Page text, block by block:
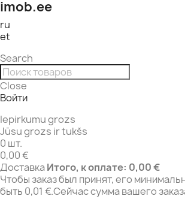
imob.ee
ru
et
Search
Close
Войти
Iepirkumu grozs
Jūsu grozs ir tukšs
0 шт.
0,00 €
ДоставкаИтого, к оплате: 0,00 €
Чтобы заказ был принят, его
быть 0,01 €.Сейчас сумма вашего